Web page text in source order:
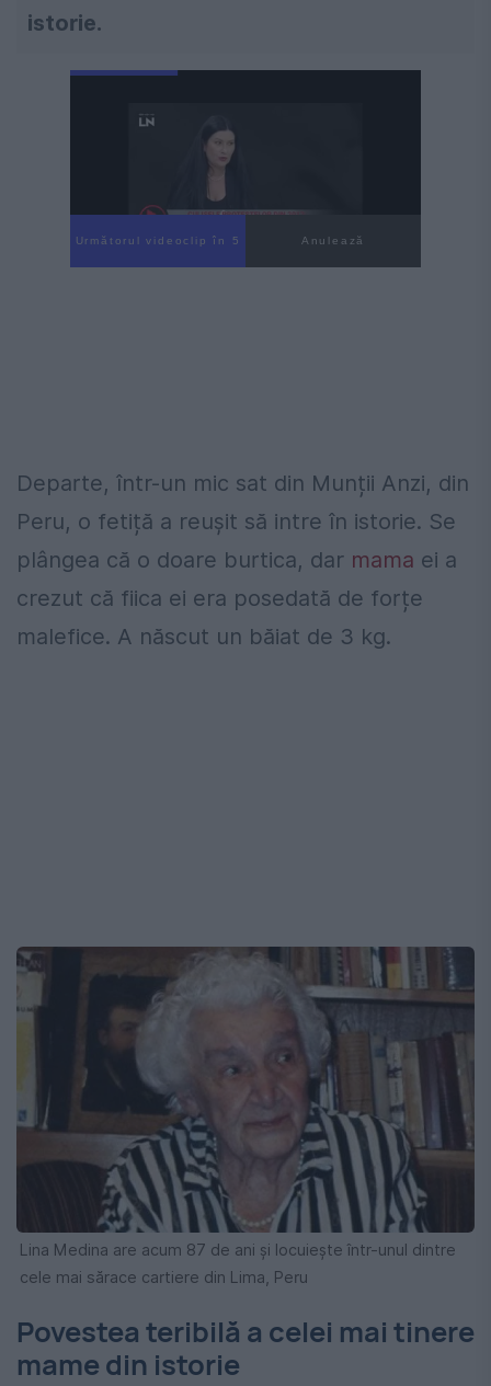
istorie.
Următorul videoclip în 3 Anulează
Departe, într-un mic sat din Munții Anzi, din
Peru, o fetiță a reușit să intre în istorie. Se
plângea că o doare burtica, dar mama ei a
crezut că fiica ei era posedată de forțe
malefice. A născut un băiat de 3 kg.
Lina Medina are acum 87 de ani și locuiește într-unul dintre
cele mai sărace cartiere din Lima, Peru
Povestea teribilă a celei mai tinere
mame din istorie